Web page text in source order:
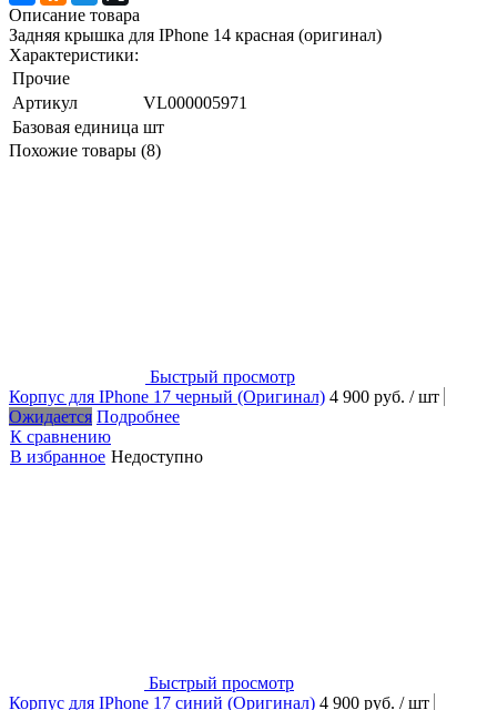
Описание товара
Задняя крышка для IPhone 14 красная (оригинал)
Характеристики:
Прочие
Артикул
VL000005971
Базовая единица шт
Похожие товары (8)
Быстрый просмотр
Корпус для IPhone 17 черный (Оригинал) 4 900 руб. / шт
Ожидается Подробнее
К сравнению
В избранное Недоступно
Быстрый просмотр
Корпус для IPhone 17 синий (Оригинал) 4 900 руб. / шт